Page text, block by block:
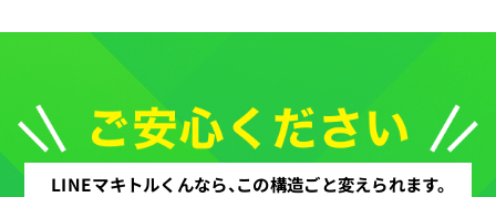
LINEマキトルくんなら、この構造ごと変えられます。